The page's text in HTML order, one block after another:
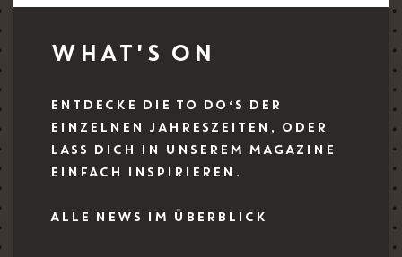
WHAT'S ON
ENTDECKE DIE TO DO‘S DER
EINZELNEN JAHRESZEITEN, ODER
LASS DICH IN UNSEREM MAGAZINE
EINFACH INSPIRIEREN.
ALLE NEWS IM ÜBERBLICK